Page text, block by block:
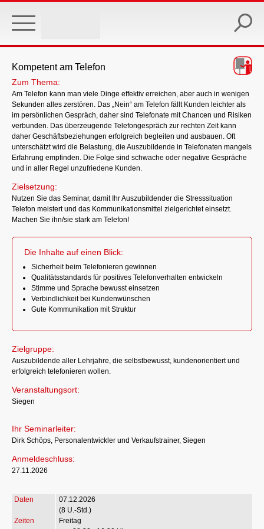
main
Kompetent am Telefon
Zum Thema:
Am Telefon kann man viele Dinge effektiv erreichen, aber auch in wenigen
Sekunden alles zerstören. Das „Nein“ am Telefon fällt Kunden leichter als
im persönlichen Gespräch, daher sind Telefonate mit Chancen und Risiken
verbunden. Das überzeugende Telefongespräch zur rechten Zeit kann
daher Geschäftsbeziehungen erfolgreich begleiten und ausbauen. Oft
unterschätzt wird die Belastung, die Auszubildende in Telefonaten mangels
Erfahrung empfinden. Die Folge sind schwache oder negative Gespräche
und in aller Regel unzufriedene Kunden.
Zielsetzung:
Nutzen Sie das Seminar, damit Ihr Auszubildender die Stresssituation
Telefon meistert und das Kommunikationsmittel zielgerichtet einsetzt.
Machen Sie ihn/sie stark am Telefon!
Die Inhalte auf einen Blick:
Sicherheit beim Telefonieren gewinnen
Qualitätsstandards für positives Telefonverhalten entwickeln
Stimme und Sprache bewusst einsetzen
Verbindlichkeit bei Kundenwünschen
Gute Kommunikation mit Struktur
Zielgruppe:
Auszubildende aller Lehrjahre, die selbstbewusst, kundenorientiert und
erfolgreich telefonieren wollen.
Veranstaltungsort:
Siegen
Ihr Seminarleiter:
Dirk Schöps, Personalentwickler und Verkaufstrainer, Siegen
Anmeldeschluss:
27.11.2026
07.12.2026
(8 U.-Std.)
Freitag